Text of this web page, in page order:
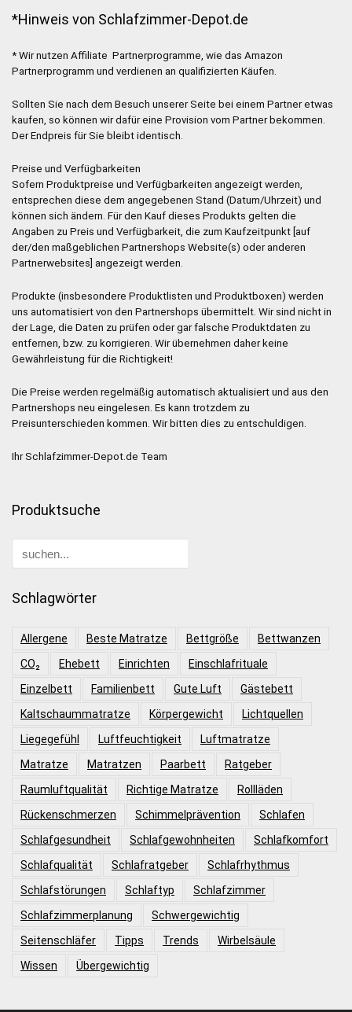
*Hinweis von Schlafzimmer-Depot.de
* Wir nutzen Affiliate Partnerprogramme, wie das Amazon
Partnerprogramm und verdienen an qualifizierten Käufen.
Sollten Sie nach dem Besuch unserer Seite bei einem Partner etwas
kaufen, so können wir dafür eine Provision vom Partner bekommen.
Der Endpreis für Sie bleibt identisch.
Preise und Verfügbarkeiten
Sofern Produktpreise und Verfügbarkeiten angezeigt werden,
entsprechen diese dem angegebenen Stand (Datum/Uhrzeit) und
können sich ändern. Für den Kauf dieses Produkts gelten die
Angaben zu Preis und Verfügbarkeit, die zum Kaufzeitpunkt [auf
der/den maßgeblichen Partnershops Website(s) oder anderen
Partnerwebsites] angezeigt werden.
Produkte (insbesondere Produktlisten und Produktboxen) werden
uns automatisiert von den Partnershops übermittelt. Wir sind nicht in
der Lage, die Daten zu prüfen oder gar falsche Produktdaten zu
entfernen, bzw. zu korrigieren. Wir übernehmen daher keine
Gewährleistung für die Richtigkeit!
Die Preise werden regelmäßig automatisch aktualisiert und aus den
Partnershops neu eingelesen. Es kann trotzdem zu
Preisunterschieden kommen. Wir bitten dies zu entschuldigen.
Ihr Schlafzimmer-Depot.de Team
Produktsuche
Schlagwörter
Allergene Beste Matratze Bettgröße
Bettwanzen
CO₂
Ehebett Einrichten
Einschlafrituale
Einzelbett
Familienbett Gute Luft
Gästebett
Kaltschaummatratze
Körpergewicht
Lichtquellen
Liegegefühl
Luftfeuchtigkeit
Luftmatratze
Matratze
Matratzen Paarbett
Ratgeber
Raumluftqualität
Richtige Matratze
Rollläden
Rückenschmerzen
Schimmelprävention
Schlafen
Schlafgesundheit
Schlafgewohnheiten
Schlafkomfort
Schlafqualität
Schlafratgeber
Schlafrhythmus
Schlafstörungen
Schlaftyp
Schlafzimmer
Schlafzimmerplanung
Schwergewichtig
Seitenschläfer
Tipps Trends
Wirbelsäule
Wissen
Übergewichtig